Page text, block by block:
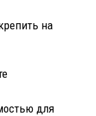
на
для